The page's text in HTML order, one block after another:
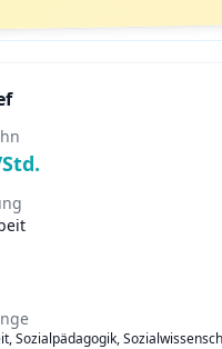
Sozialpädagogik,